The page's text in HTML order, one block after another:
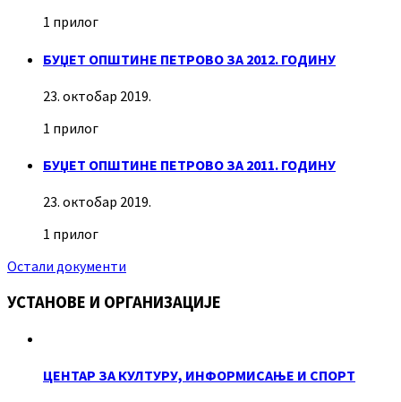
1 прилог
БУЏЕТ ОПШТИНЕ ПЕТРОВО ЗА 2012. ГОДИНУ
23. октобар 2019.
1 прилог
БУЏЕТ ОПШТИНЕ ПЕТРОВО ЗА 2011. ГОДИНУ
23. октобар 2019.
1 прилог
Остали документи
УСТАНОВЕ И ОРГАНИЗАЦИЈЕ
ЦЕНТАР ЗА КУЛТУРУ, ИНФОРМИСАЊЕ И СПОРТ